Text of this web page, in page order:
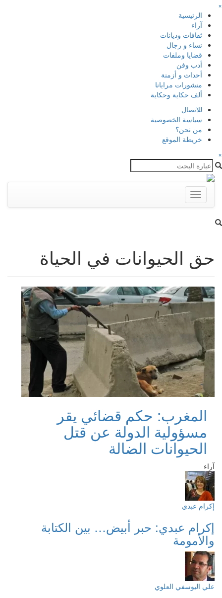
×
الرئيسية
آراء
ثقافات وديانات
نساء و رجال
قضايا وملفات
أدب وفن
أحداث و أزمنة
منشورات مرايانا
ألف حكاية وحكاية
للاتصال
سياسة الخصوصية
من نحن؟
خريطة الموقع
×
Toggle
navigation
حق الحيوانات في الحياة
المغرب: حكم قضائي يقر
مسؤولية الدولة عن قتل
الحيوانات الضالة
آراء
إكرام عبدي
إكرام عبدي: حبر أبيض… بين الكتابة
والأمومة
علي اليوسفي العلوي